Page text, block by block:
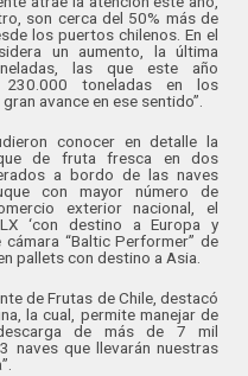
son cerca del 50% más de
los puertos chilenos. En el
un aumento, la última
las que este año
230.000 toneladas en los
avance en ese sentido”.
conocer en detalle la
de fruta fresca en dos
a bordo de las naves
con mayor número de
exterior nacional, el
‘con destino a Europa y
“Baltic Performer” de
pallets con destino a Asia.
de Frutas de Chile, destacó
la cual, permite manejar de
de más de 7 mil
naves que llevarán nuestras